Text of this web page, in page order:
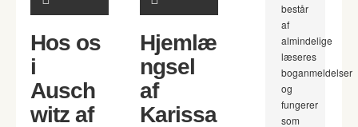
Hos os
i
Ausch
witz af
Hjemlæ
ngsel
af
Karissa
består
af
almindelige
læseres
boganmeldelser
og
fungerer
som